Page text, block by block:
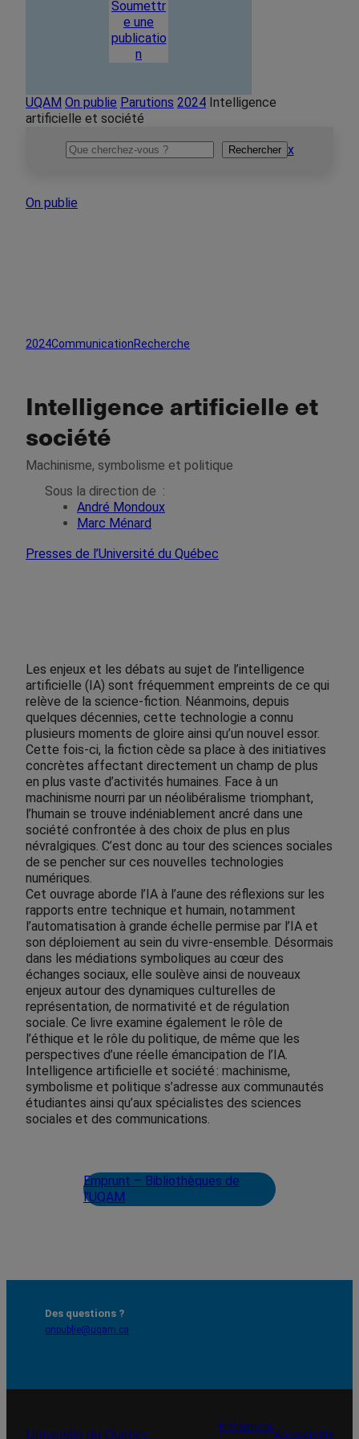
Soumettr
e une
publicatio
n
UQAM On publie Parutions 2024 Intelligence
artificielle et société
Rechercher
Rechercher x
On publie
2024CommunicationRecherche
Intelligence artificielle et
société
Machinisme, symbolisme et politique
Sous la direction de :
André Mondoux
Marc Ménard
Presses de l’Université du Québec
Les enjeux et les débats au sujet de l’intelligence
artificielle (IA) sont fréquemment empreints de ce qui
relève de la science-fiction. Néanmoins, depuis
quelques décennies, cette technologie a connu
plusieurs moments de gloire ainsi qu’un nouvel essor.
Cette fois-ci, la fiction cède sa place à des initiatives
concrètes affectant directement un champ de plus
en plus vaste d’activités humaines. Face à un
machinisme nourri par un néolibéralisme triomphant,
l’humain se trouve indéniablement ancré dans une
société confrontée à des choix de plus en plus
névralgiques. C’est donc au tour des sciences sociales
de se pencher sur ces nouvelles technologies
numériques.
Cet ouvrage aborde l’IA à l’aune des réflexions sur les
rapports entre technique et humain, notamment
l’automatisation à grande échelle permise par l’IA et
son déploiement au sein du vivre-ensemble. Désormais
dans les médiations symboliques au cœur des
échanges sociaux, elle soulève ainsi de nouveaux
enjeux autour des dynamiques culturelles de
représentation, de normativité et de régulation
sociale. Ce livre examine également le rôle de
l’éthique et le rôle du politique, de même que les
perspectives d’une réelle émancipation de l’IA.
Intelligence artificielle et société : machinisme,
symbolisme et politique s’adresse aux communautés
étudiantes ainsi qu’aux spécialistes des sciences
sociales et des communications.
Emprunt – Bibliothèques de
l'UQAM
Des questions ?
onpublie@uqam.ca
Université du Québec
Préférences
Accessibilité